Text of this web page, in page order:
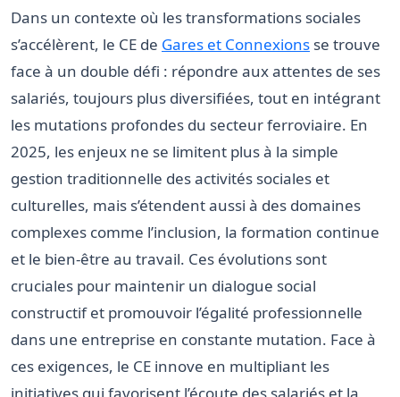
Dans un contexte où les transformations sociales
s’accélèrent, le CE de Gares et Connexions se trouve
face à un double défi : répondre aux attentes de ses
salariés, toujours plus diversifiées, tout en intégrant
les mutations profondes du secteur ferroviaire. En
2025, les enjeux ne se limitent plus à la simple
gestion traditionnelle des activités sociales et
culturelles, mais s’étendent aussi à des domaines
complexes comme l’inclusion, la formation continue
et le bien-être au travail. Ces évolutions sont
cruciales pour maintenir un dialogue social
constructif et promouvoir l’égalité professionnelle
dans une entreprise en constante mutation. Face à
ces exigences, le CE innove en multipliant les